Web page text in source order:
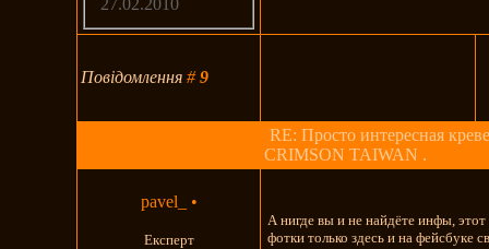
27.02.2010
Повідомлення#9
RE: Просто интересная
CRIMSON TAIWAN .
pavel_ •
Експерт
А нигде вы и не найдёте инфы, этот
фотки только здесь и на фейсбуке